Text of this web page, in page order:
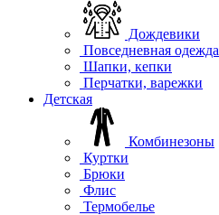
Дождевики
Повседневная одежда
Шапки, кепки
Перчатки, варежки
Детская
Комбинезоны
Куртки
Брюки
Флис
Термобелье